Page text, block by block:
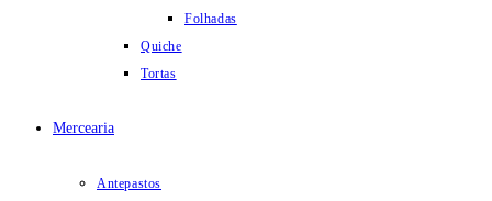
Folhadas
Quiche
Tortas
Mercearia
Antepastos